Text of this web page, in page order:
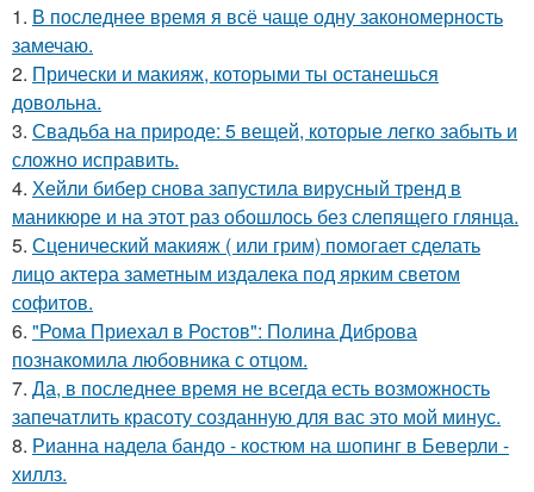
1. В последнее время я всё чаще одну закономерность
замечаю.
2. Прически и макияж, которыми ты останешься
довольна.
3. Свадьба на природе: 5 вещей, которые легко забыть и
сложно исправить.
4. Хейли бибер снова запустила вирусный тренд в
маникюре и на этот раз обошлось без слепящего глянца.
5. Сценический макияж ( или грим) помогает сделать
лицо актера заметным издалека под ярким светом
софитов.
6. "Рома Приехал в Ростов": Полина Диброва
познакомила любовника с отцом.
7. Да, в последнее время не всегда есть возможность
запечатлить красоту созданную для вас это мой минус.
8. Рианна надела бандо - костюм на шопинг в Беверли -
хиллз.